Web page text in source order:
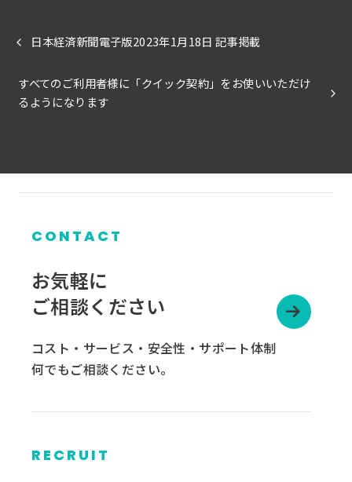
日本経済新聞電子版2023年1月18日 記事掲載
すべてのご利用者様に「クイック契約」をお使いいただけ
るようになります
CONTACT
お気軽に
ご相談ください
コスト・サービス・安全性・サポート体制
何でもご相談ください。
RECRUIT